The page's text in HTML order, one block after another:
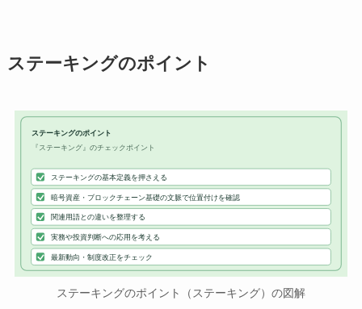
ステーキングのポイント
ステーキングのポイント
『ステーキング』のチェックポイント
ステーキングの基本定義を押さえる
暗号資産・ブロックチェーン基礎の文脈で位置付けを確認
関連用語との違いを整理する
実務や投資判断への応用を考える
最新動向・制度改正をチェック
ステーキングのポイント（ステーキング）の図解